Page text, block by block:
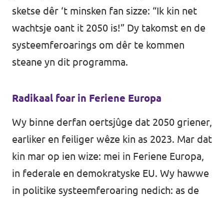
sketse dêr ‘t minsken fan sizze: “Ik kin net
wachtsje oant it 2050 is!” Dy takomst en de
systeemferoarings om dêr te kommen
steane yn dit programma.
Radikaal foar in Feriene Europa
Wy binne derfan oertsjûge dat 2050 griener,
earliker en feiliger wêze kin as 2023. Mar dat
kin mar op ien wize: mei in Feriene Europa,
in federale en demokratyske EU. Wy hawwe
in politike systeemferoaring nedich: as de